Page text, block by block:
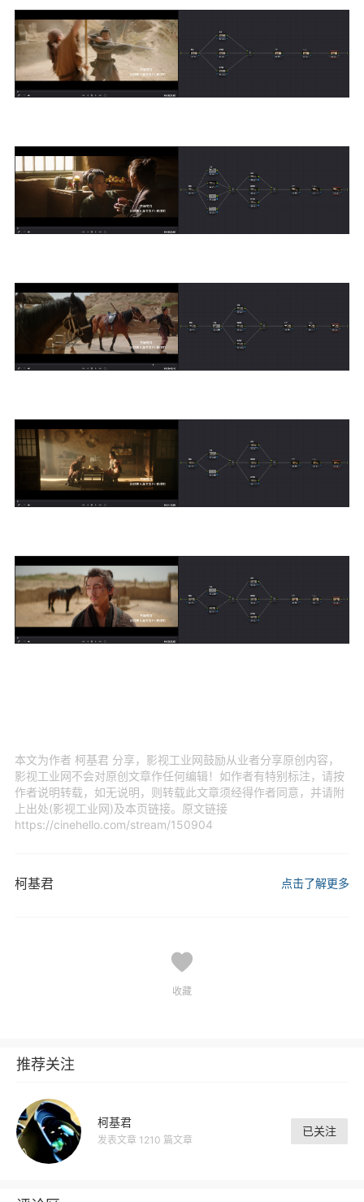
本文为作者 柯基君 分享，影视工业网鼓励从业者分享原创内容，
影视工业网不会对原创文章作任何编辑！如作者有特别标注，请按
作者说明转载，如无说明，则转载此文章须经得作者同意，并请附
上出处(影视工业网)及本页链接。原文链接
https://cinehello.com/stream/150904
柯基君 点击了解更多
收藏
推荐关注
柯基君
发表文章 1210 篇文章
已关注